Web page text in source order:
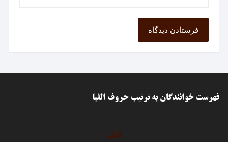
فهرست خوانندگان به ترتیب حروف الفبا
الف